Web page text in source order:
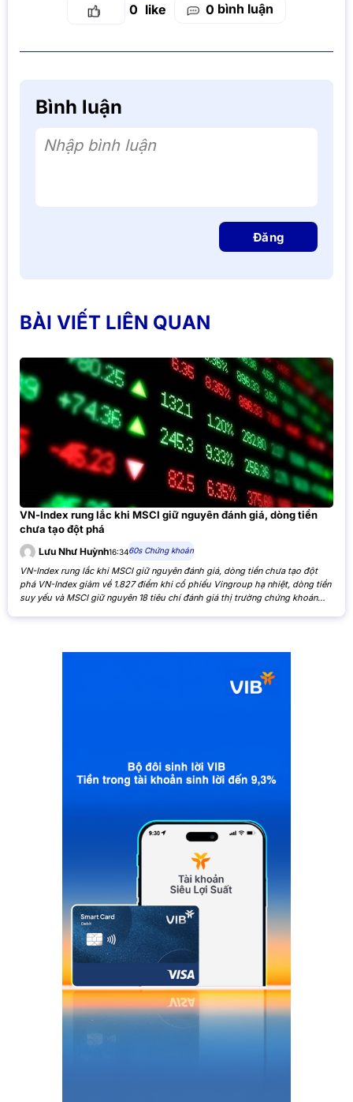
0
0 bình luận
Bình luận
Nhập bình luận
Đăng
BÀI VIẾT LIÊN QUAN
VN-Index rung lắc khi MSCI giữ nguyên đánh giá, dòng tiền
chưa tạo đột phá
Lưu Như Huỳnh16:3460s Chứng khoán
VN-Index rung lắc khi MSCI giữ nguyên đánh giá, dòng tiền chưa tạo đột
phá VN-Index giảm về 1.827 điểm khi cổ phiếu Vingroup hạ nhiệt, dòng tiền
suy yếu và MSCI giữ nguyên 18 tiêu chí đánh giá thị trường chứng khoán